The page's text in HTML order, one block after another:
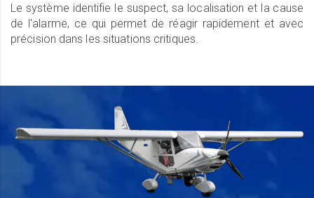
Le système identifie le suspect, sa localisation et la cause
de l'alarme, ce qui permet de réagir rapidement et avec
précision dans les situations critiques.